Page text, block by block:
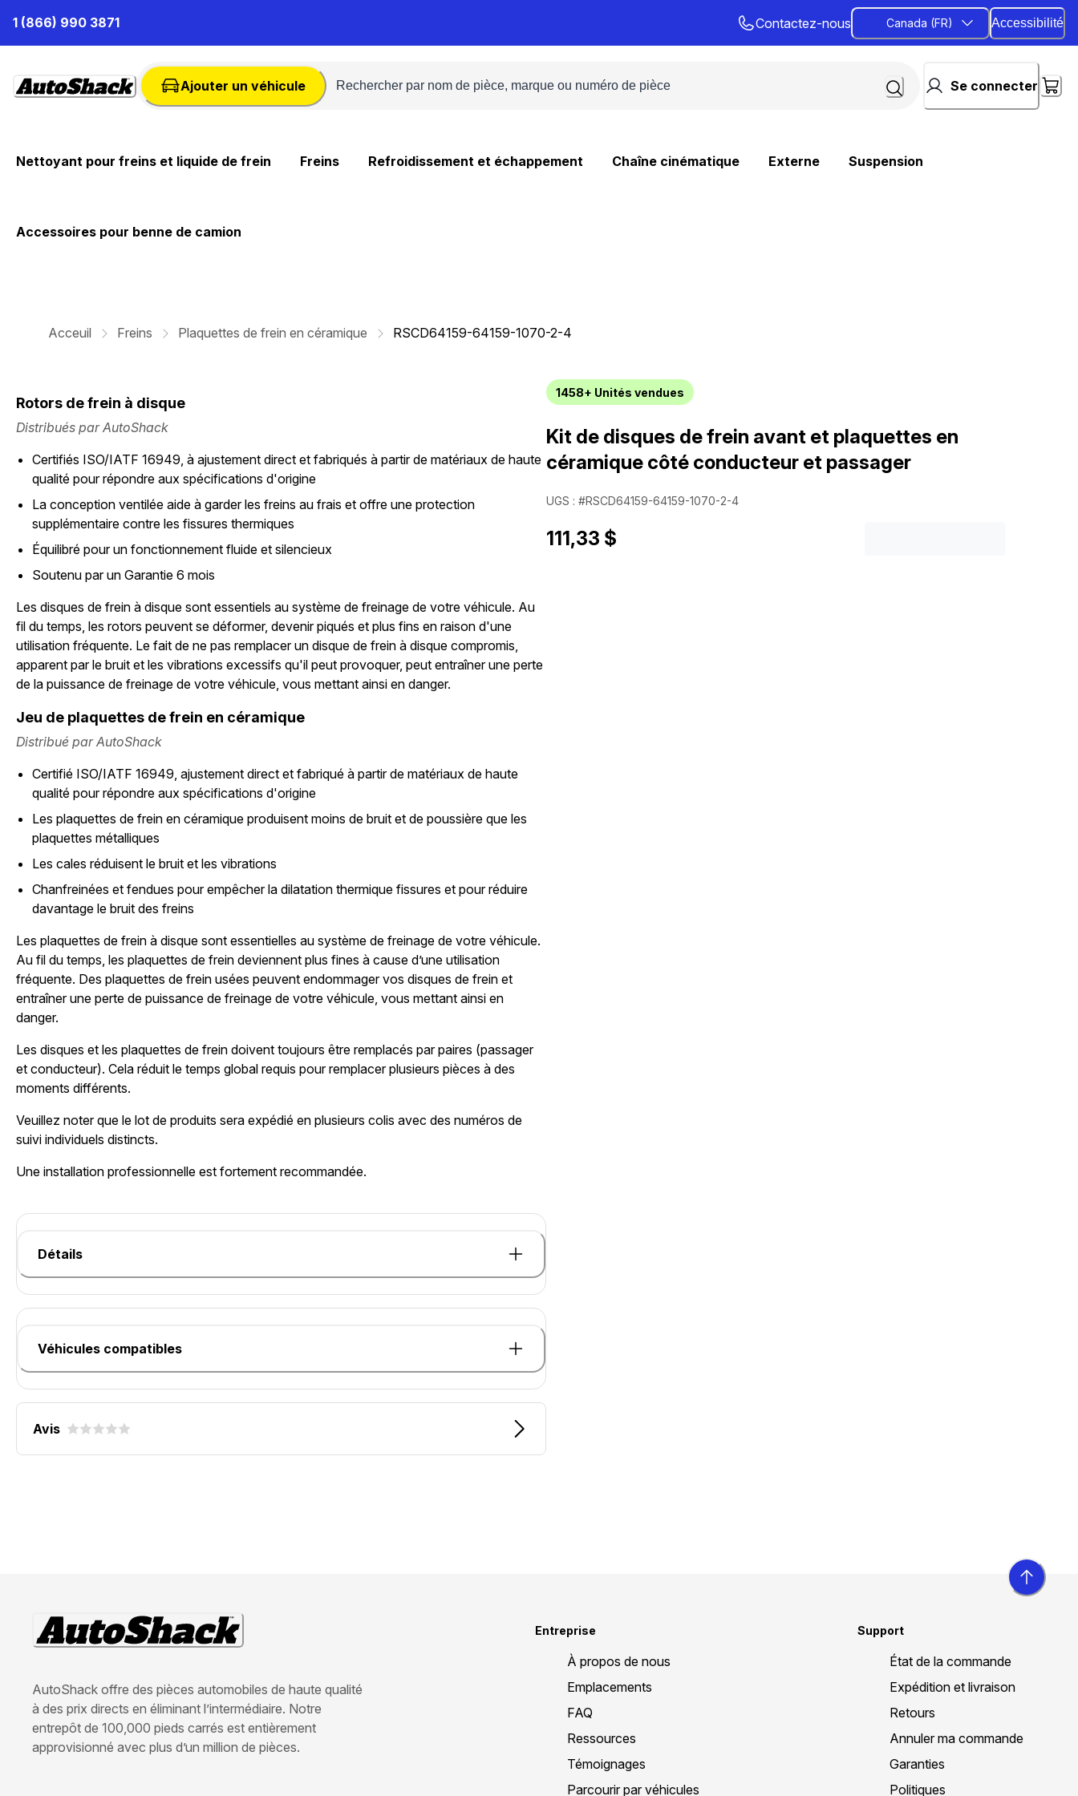
contenu
1 (866) 990 3871 Contactez-nous Canada (FR) Accessibilité
Ajouter un véhicule Se connecter
Nettoyant pour freins et liquide de frein Freins Refroidissement et échappement Chaîne cinématique Externe Suspension
Accessoires pour benne de camion
Acceuil Freins Plaquettes de frein en céramique RSCD64159-64159-1070-2-4
Rotors de frein à disque
Distribués par AutoShack
Certifiés ISO/IATF 16949, à ajustement direct et fabriqués à partir de matériaux de haute
qualité pour répondre aux spécifications d'origine
La conception ventilée aide à garder les freins au frais et offre une protection
supplémentaire contre les fissures thermiques
Équilibré pour un fonctionnement fluide et silencieux
Soutenu par un Garantie 6 mois
Les disques de frein à disque sont essentiels au système de freinage de votre véhicule. Au
fil du temps, les rotors peuvent se déformer, devenir piqués et plus fins en raison d'une
utilisation fréquente. Le fait de ne pas remplacer un disque de frein à disque compromis,
apparent par le bruit et les vibrations excessifs qu'il peut provoquer, peut entraîner une perte
de la puissance de freinage de votre véhicule, vous mettant ainsi en danger.
Jeu de plaquettes de frein en céramique
Distribué par AutoShack
Certifié ISO/IATF 16949, ajustement direct et fabriqué à partir de matériaux de haute
qualité pour répondre aux spécifications d'origine
Les plaquettes de frein en céramique produisent moins de bruit et de poussière que les
plaquettes métalliques
Les cales réduisent le bruit et les vibrations
Chanfreinées et fendues pour empêcher la dilatation thermique fissures et pour réduire
davantage le bruit des freins
Les plaquettes de frein à disque sont essentielles au système de freinage de votre véhicule.
Au fil du temps, les plaquettes de frein deviennent plus fines à cause d’une utilisation
fréquente. Des plaquettes de frein usées peuvent endommager vos disques de frein et
entraîner une perte de puissance de freinage de votre véhicule, vous mettant ainsi en
danger.
Les disques et les plaquettes de frein doivent toujours être remplacés par paires (passager
et conducteur). Cela réduit le temps global requis pour remplacer plusieurs pièces à des
moments différents.
Veuillez noter que le lot de produits sera expédié en plusieurs colis avec des numéros de
suivi individuels distincts.
Une installation professionnelle est fortement recommandée.
Détails
Véhicules compatibles
Avis
1458+ Unités vendues
Kit de disques de frein avant et plaquettes en
céramique côté conducteur et passager
UGS : #RSCD64159-64159-1070-2-4
111,33 $
AutoShack offre des pièces automobiles de haute qualité
à des prix directs en éliminant l’intermédiaire. Notre
entrepôt de 100,000 pieds carrés est entièrement
approvisionné avec plus d’un million de pièces.
Entreprise
À propos de nous
Emplacements
FAQ
Ressources
Témoignages
Parcourir par véhicules
Support
État de la commande
Expédition et livraison
Retours
Annuler ma commande
Garanties
Politiques